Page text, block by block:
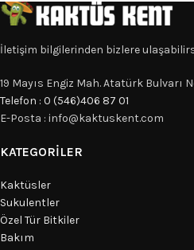
İletişim bilgilerinden bizlere
19 Mayıs Engiz Mah. Atatürk Bulvarı
Telefon : 0 (546)406 87 01
E-Posta : info@kaktuskent.com
KATEGORILER
Kaktüsler
Sukulentler
Özel Tür Bitkiler
Bakım